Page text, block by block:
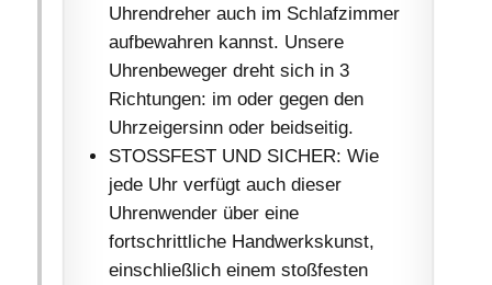
Uhrendreher auch im Schlafzimmer
aufbewahren kannst. Unsere
Uhrenbeweger dreht sich in 3
Richtungen: im oder gegen den
Uhrzeigersinn oder beidseitig.
STOSSFEST UND SICHER: Wie
jede Uhr verfügt auch dieser
Uhrenwender über eine
fortschrittliche Handwerkskunst,
einschließlich einem stoßfesten